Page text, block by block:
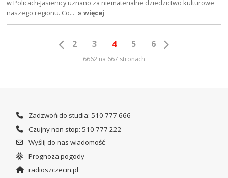
w Policach-Jasienicy uznano za niematerialne dziedzictwo kulturowe
naszego regionu. Co… » więcej
2 3 4 5 6
6662 na 667 stronach
Zadzwoń do studia: 510 777 666
Czujny non stop: 510 777 222
Wyślij do nas wiadomość
Prognoza pogody
radioszczecin.pl